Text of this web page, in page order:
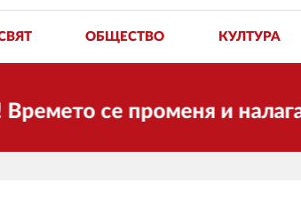
ОБЩЕСТВО КУЛТУРА
се променя и налага